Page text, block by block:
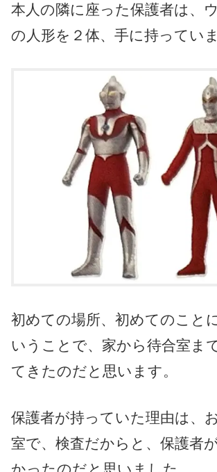
本人の隣に座った保護者は、
の人形を２体、手に持っていま
初めての場所、初めてのこと
いうことで、家から待合室ま
てきたのだと思います。
保護者が持っていた理由は、
室で、検査だからと、保護者
かったのだと思いました。